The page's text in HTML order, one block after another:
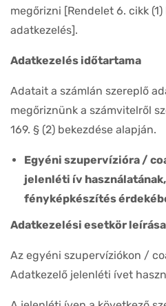
megőrizni [Rendelet 6. cikk
adatkezelés].
Adatkezelés időtartama
Adatait a számlán szereplő
megőriznünk a számvitelről
169. § (2) bekezdése alapján.
Egyéni szupervízióra /
jelenléti ív
fényképkészítés
Adatkezelési esetkör
Az egyéni szupervíziókon /
Adatkezelő jelenléti ívet